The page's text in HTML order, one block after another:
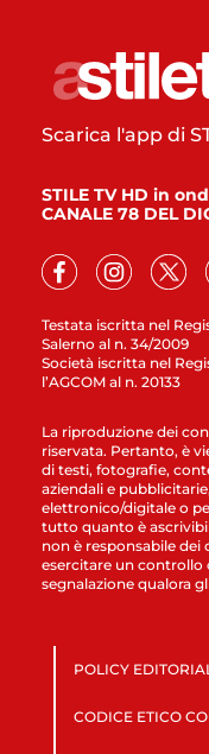
Testata iscritta nel
Salerno al n. 34/2009
Società iscritta nel
l’AGCOM al n. 20133
Scarica l'app di
STILE TV HD in
CANALE 78 DEL
La riproduzione dei
riservata. Pertanto, è
di testi, fotografie,
aziendali e
elettronico/digitale o
tutto quanto è
non è responsabile
esercitare un controllo
segnalazione qualora
POLICY
CODICE ETICO